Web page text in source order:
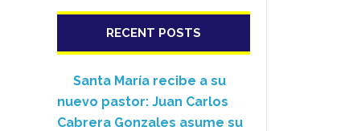
RECENT POSTS
Santa María recibe a su
nuevo pastor: Juan Carlos
Cabrera Gonzales asume su